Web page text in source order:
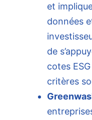
et
données
de
cotes
critères